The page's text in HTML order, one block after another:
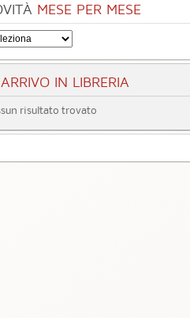
MESE PER MESE
ARRIVO IN LIBRERIA
risultato trovato